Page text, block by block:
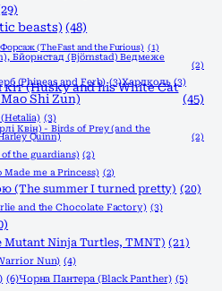
beasts) (48)
Форсаж (The Fast and the Furious) (1)
Бйорнстад (Björnstad) Ведмеже
(2)
(Phineas and Ferb) (3)Хардколь (3)
кіт (Husky and his White Cat
Shi Zun)
(45)
(Hetalia) (3)
Квін) - Birds of Prey (and the
Quinn)
(2)
of the guardians) (2)
me a Princess) (2)
(The summer I turned pretty) (20)
and the Chocolate Factory) (3)
Mutant Ninja Turtles, TMNT) (21)
Nun) (4)
(6)Чорна Пантера (Black Panther) (5)